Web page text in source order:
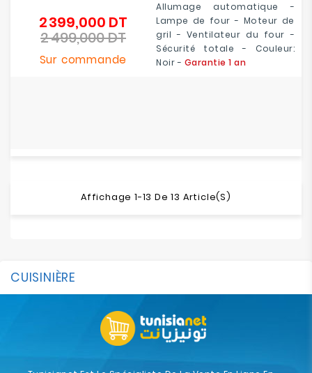
Allumage automatique -
Lampe de four - Moteur de
gril - Ventilateur du four -
Sécurité totale - Couleur:
Noir - Garantie 1 an
2 399,000 DT
2 499,000 DTPrix
Sur commande
Affichage 1-13 De 13 Article(s)
CUISINIÈRE